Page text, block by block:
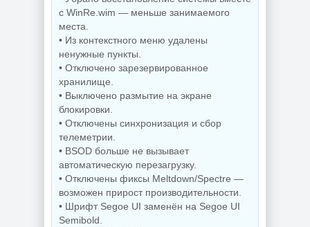
Дефрагментатор
дисков O&O
Defrag
Professional +
Server 31.3 Build
26064 by KpoJIuK
PDF редактор
12.1.28.4370
Редактирование
документов
PDFgear 2.1.18
NEW
Диспетчер задач
для Windows
AppControl
NEW
с WinRe.wim — меньше занимаемого
места.
• Из контекстного меню удалены
ненужные пункты.
• Отключено зарезервированное
хранилище.
• Выключено размытие на экране
блокировки.
• Отключены синхронизация и сбор
телеметрии.
• BSOD больше не вызывает
автоматическую перезагрузку.
• Отключены фиксы Meltdown/Spectre —
возможен прирост производительности.
• Шрифт Segoe UI заменён на Segoe UI
Semibold.